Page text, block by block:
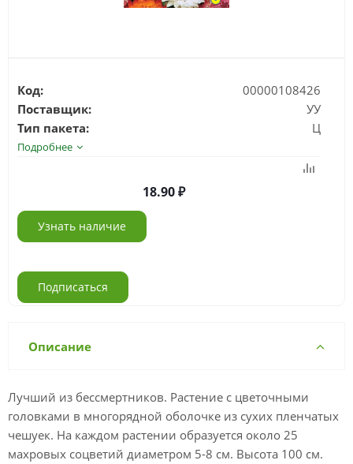
Код:
00000108426
Поставщик:
УУ
Тип пакета:
Ц
Подробнее
18.90
Узнать наличие
Подписаться
Описание
Лучший из бессмертников. Растение с цветочными
головками в многорядной оболочке из сухих пленчатых
чешуек. На каждом растении образуется около 25
махровых соцветий диаметром 5-8 см. Высота 100 см.